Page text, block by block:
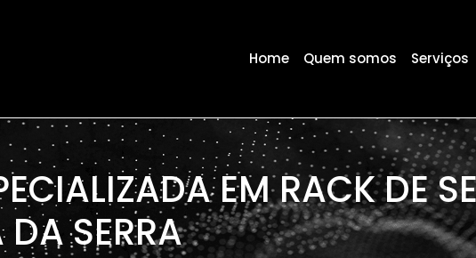
Home Quem somos Serviços
EM RACK DE
SERRA